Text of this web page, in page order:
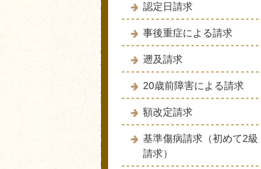
認定日請求
事後重症による請求
遡及請求
20歳前障害による請求
額改定請求
基準傷病請求（初めて2級
請求）